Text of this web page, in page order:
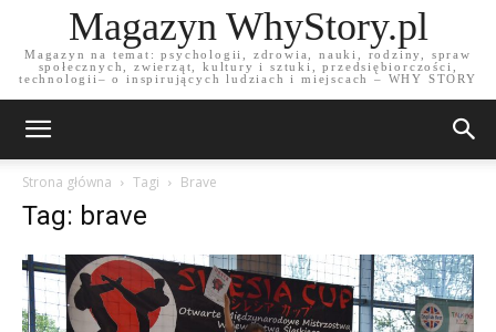
Magazyn WhyStory.pl
Magazyn na temat: psychologii, zdrowia, nauki, rodziny, spraw
społecznych, zwierząt, kultury i sztuki, przedsiębiorczości,
technologii– o inspirujących ludziach i miejscach – WHY STORY
Strona główna Tagi Brave
Tag: brave